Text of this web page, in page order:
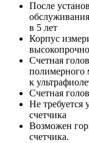
После
в 5 лет
Корпус
Счетная
полимерного
к
Счетная
Не требуется
счетчика
Возможен
счетчика.